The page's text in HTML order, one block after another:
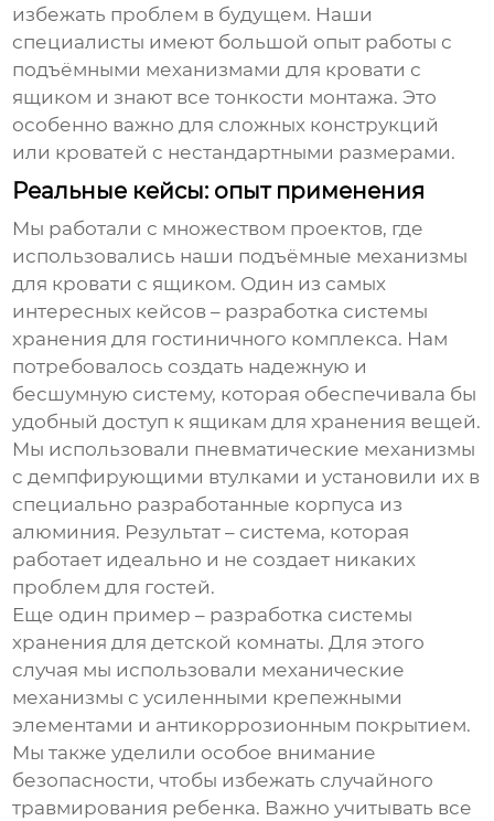
избежать проблем в будущем. Наши
специалисты имеют большой опыт работы с
подъёмными механизмами для кровати с
ящиком и знают все тонкости монтажа. Это
особенно важно для сложных конструкций
или кроватей с нестандартными размерами.
Реальные кейсы: опыт применения
Мы работали с множеством проектов, где
использовались наши подъёмные механизмы
для кровати с ящиком. Один из самых
интересных кейсов – разработка системы
хранения для гостиничного комплекса. Нам
потребовалось создать надежную и
бесшумную систему, которая обеспечивала бы
удобный доступ к ящикам для хранения вещей.
Мы использовали пневматические механизмы
с демпфирующими втулками и установили их в
специально разработанные корпуса из
алюминия. Результат – система, которая
работает идеально и не создает никаких
проблем для гостей.
Еще один пример – разработка системы
хранения для детской комнаты. Для этого
случая мы использовали механические
механизмы с усиленными крепежными
элементами и антикоррозионным покрытием.
Мы также уделили особое внимание
безопасности, чтобы избежать случайного
травмирования ребенка. Важно учитывать все